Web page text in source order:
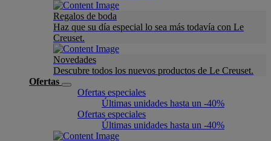
Regalos de boda
Haz que su día especial lo sea más todavía con Le
Creuset.
Novedades
Descubre todos los nuevos productos de Le Creuset.
Ofertas
Ofertas especiales
Últimas unidades hasta un -40%
Ofertas especiales
Últimas unidades hasta un -40%